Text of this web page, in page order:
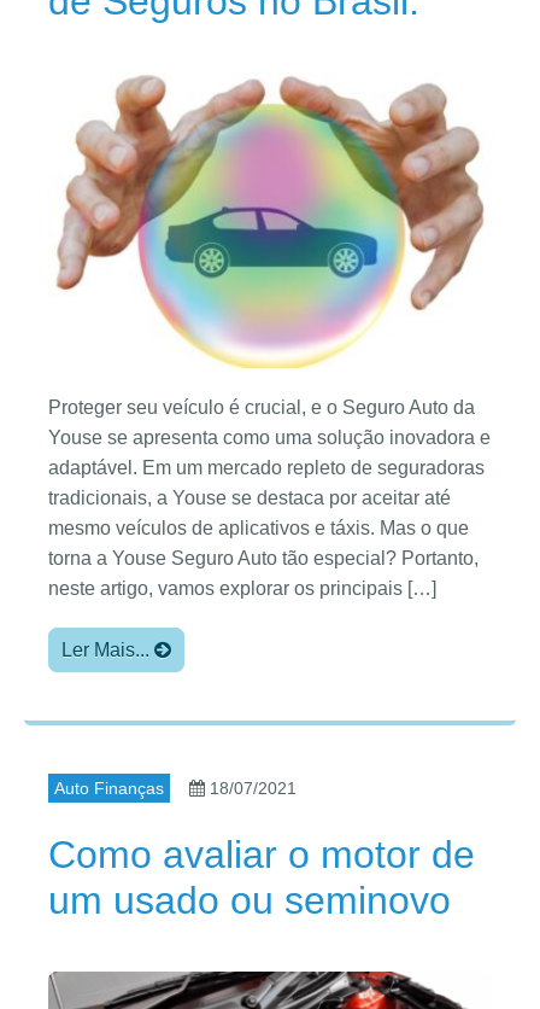
Proteger seu veículo é crucial, e o Seguro Auto da
Youse se apresenta como uma solução inovadora e
adaptável. Em um mercado repleto de seguradoras
tradicionais, a Youse se destaca por aceitar até
mesmo veículos de aplicativos e táxis. Mas o que
torna a Youse Seguro Auto tão especial? Portanto,
neste artigo, vamos explorar os principais […]
Ler Mais...
Auto Finanças 18/07/2021
Como avaliar o motor de
um usado ou seminovo